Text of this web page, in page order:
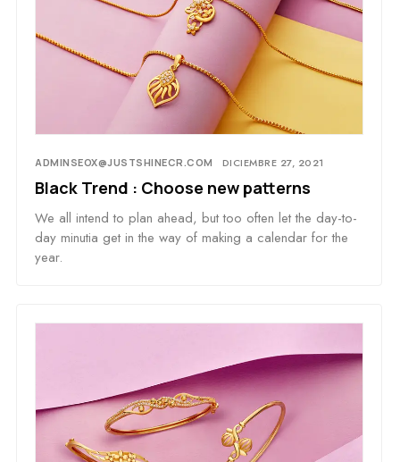
ADMINSEOX@JUSTSHINECR.COM DICIEMBRE 27, 2021
Black Trend : Choose new patterns
We all intend to plan ahead, but too often let the day-to-
day minutia get in the way of making a calendar for the
year.